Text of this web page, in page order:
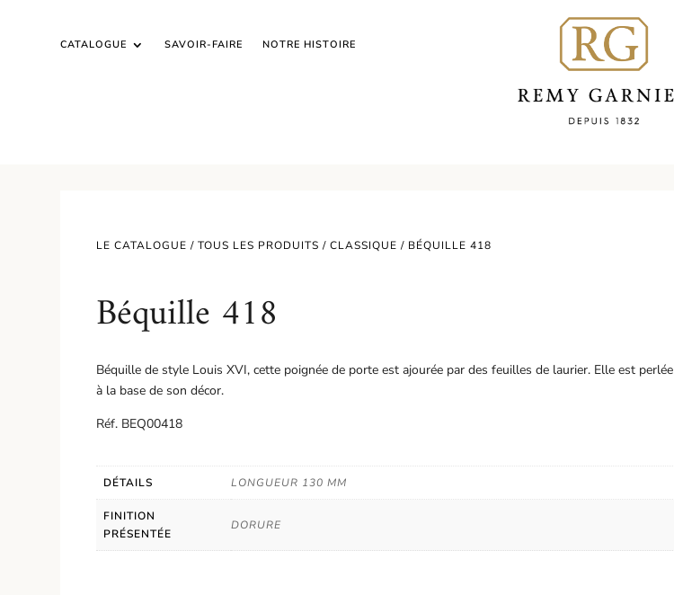
CATALOGUE SAVOIR-FAIRE NOTRE HISTOIRE
LE CATALOGUE /TOUS LES PRODUITS /CLASSIQUE / BÉQUILLE 418
Béquille 418
Béquille de style Louis XVI, cette poignée de porte est ajourée par des feuilles de laurier. Elle est perlée
à la base de son décor.
Réf. BEQ00418
DÉTAILS LONGUEUR 130 MM
FINITION
PRÉSENTÉE
DORURE